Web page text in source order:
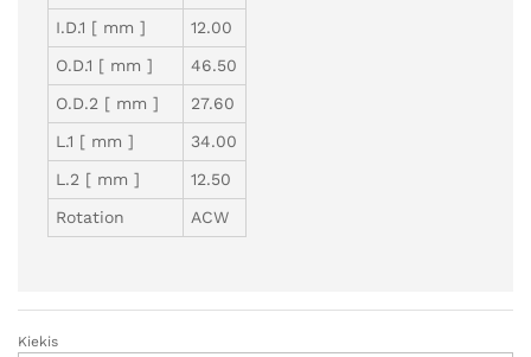
I.D.1 [ mm ]
12.00
O.D.1 [ mm ]
46.50
O.D.2 [ mm ]
27.60
L.1 [ mm ]
34.00
L.2 [ mm ]
12.50
Rotation
ACW
SB6152
Kiekis